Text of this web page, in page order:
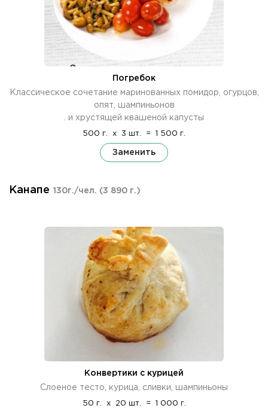
Погребок
Классическое сочетание маринованных помидор, огурцов,
опят, шампиньонов
. и хрустящей квашеной капусты
500 г. x 3 шт. = 1 500 г.
Заменить
Канапе 130г./чел. (3 890 г.)
Конвертики с курицей
Слоеное тесто, курица, сливки, шампиньоны
50 г. x 20 шт. = 1 000 г.